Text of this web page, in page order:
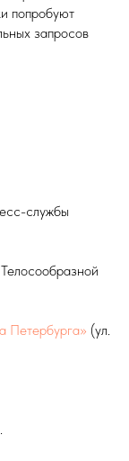
попробуют
запросов
службы
Петербурга» (ул.